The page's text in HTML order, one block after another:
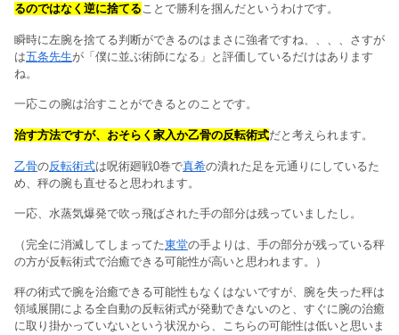
るのではなく逆に捨てることで勝利を掴んだというわけです。
瞬時に左腕を捨てる判断ができるのはまさに強者ですね、、、、さすが
は五条先生が「僕に並ぶ術師になる」と評価しているだけはあります
ね。
一応この腕は治すことができるとのことです。
治す方法ですが、おそらく家入か乙骨の反転術式だと考えられます。
乙骨の反転術式は呪術廻戦0巻で真希の潰れた足を元通りにしているた
め、秤の腕も直せると思われます。
一応、水蒸気爆発で吹っ飛ばされた手の部分は残っていましたし。
（完全に消滅してしまってた東堂の手よりは、手の部分が残っている秤
の方が反転術式で治癒できる可能性が高いと思われます。）
秤の術式で腕を治癒できる可能性もなくはないですが、腕を失った秤は
領域展開による全自動の反転術式が発動できないのと、すぐに腕の治癒
に取り掛かっていないという状況から、こちらの可能性は低いと思いま